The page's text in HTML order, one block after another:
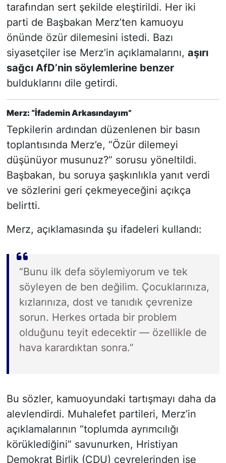
tarafından sert şekilde eleştirildi. Her iki
parti de Başbakan Merz’ten kamuoyu
önünde özür dilemesini istedi. Bazı
siyasetçiler ise Merz’in açıklamalarını, aşırı
sağcı AfD’nin söylemlerine benzer
bulduklarını dile getirdi.
Merz: “İfademin Arkasındayım”
Tepkilerin ardından düzenlenen bir basın
toplantısında Merz’e, “Özür dilemeyi
düşünüyor musunuz?” sorusu yöneltildi.
Başbakan, bu soruya şaşkınlıkla yanıt verdi
ve sözlerini geri çekmeyeceğini açıkça
belirtti.
Merz, açıklamasında şu ifadeleri kullandı:
“Bunu ilk defa söylemiyorum ve tek
söyleyen de ben değilim. Çocuklarınıza,
kızlarınıza, dost ve tanıdık çevrenize
sorun. Herkes ortada bir problem
olduğunu teyit edecektir — özellikle de
hava karardıktan sonra.”
Bu sözler, kamuoyundaki tartışmayı daha da
alevlendirdi. Muhalefet partileri, Merz’in
açıklamalarının “toplumda ayrımcılığı
körüklediğini” savunurken, Hristiyan
Demokrat Birlik (CDU) çevrelerinden ise